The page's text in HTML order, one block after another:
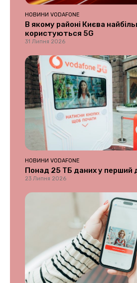
НОВИНИ VODAFONE
В якому районі Києва
користуються 5G
31 Липня 2026
НОВИНИ VODAFONE
Понад 25 ТБ даних у перший
23 Липня 2026